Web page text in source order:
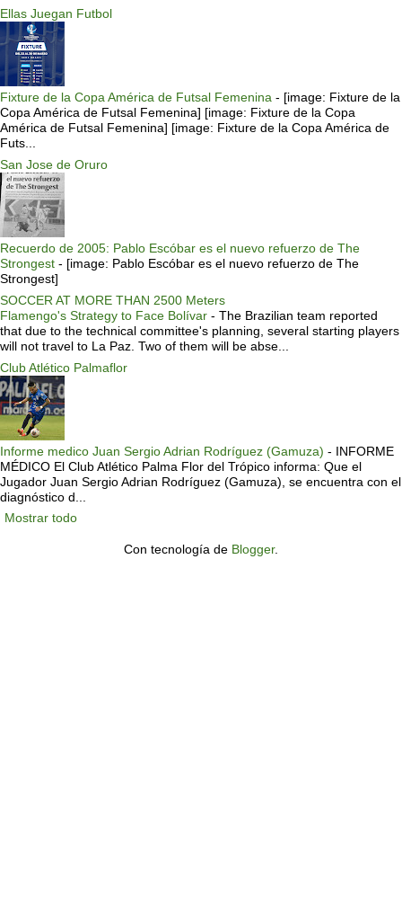
Ellas Juegan Futbol
Fixture de la Copa América de Futsal Femenina - [image: Fixture de la
Copa América de Futsal Femenina] [image: Fixture de la Copa
América de Futsal Femenina] [image: Fixture de la Copa América de
Futs...
San Jose de Oruro
Recuerdo de 2005: Pablo Escóbar es el nuevo refuerzo de The
Strongest - [image: Pablo Escóbar es el nuevo refuerzo de The
Strongest]
SOCCER AT MORE THAN 2500 Meters
Flamengo's Strategy to Face Bolívar - The Brazilian team reported
that due to the technical committee's planning, several starting players
will not travel to La Paz. Two of them will be abse...
Club Atlético Palmaflor
Informe medico Juan Sergio Adrian Rodríguez (Gamuza) - INFORME
MÉDICO El Club Atlético Palma Flor del Trópico informa: Que el
Jugador Juan Sergio Adrian Rodríguez (Gamuza), se encuentra con el
diagnóstico d...
Mostrar todo
Con tecnología de Blogger.